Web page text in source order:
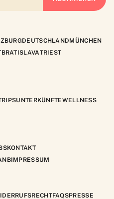
DEUTSCHLANDMÜNCHEN
BRATISLAVATRIEST
UNTERKÜNFTEWELLNESS
KONTAKT
IMPRESSUM
FAQSPRESSE